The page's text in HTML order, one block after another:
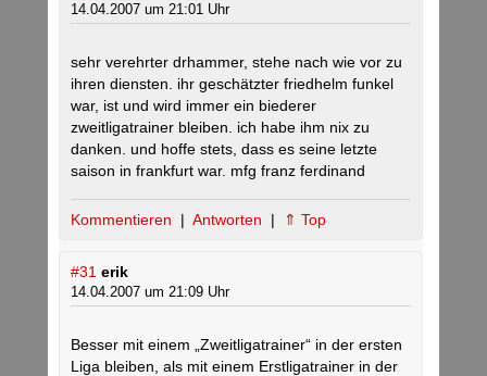
14.04.2007 um 21:01 Uhr
sehr verehrter drhammer, stehe nach wie vor zu
ihren diensten. ihr geschätzter friedhelm funkel
war, ist und wird immer ein biederer
zweitligatrainer bleiben. ich habe ihm nix zu
danken. und hoffe stets, dass es seine letzte
saison in frankfurt war. mfg franz ferdinand
Kommentieren | Antworten | ⇑ Top
#31 erik
14.04.2007 um 21:09 Uhr
Besser mit einem „Zweitligatrainer“ in der ersten
Liga bleiben, als mit einem Erstligatrainer in der